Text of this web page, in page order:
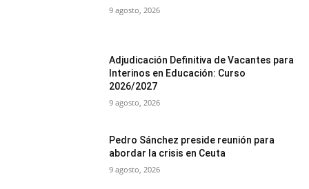
9 agosto, 2026
Adjudicación Definitiva de Vacantes para
Interinos en Educación: Curso
2026/2027
9 agosto, 2026
Pedro Sánchez preside reunión para
abordar la crisis en Ceuta
9 agosto, 2026